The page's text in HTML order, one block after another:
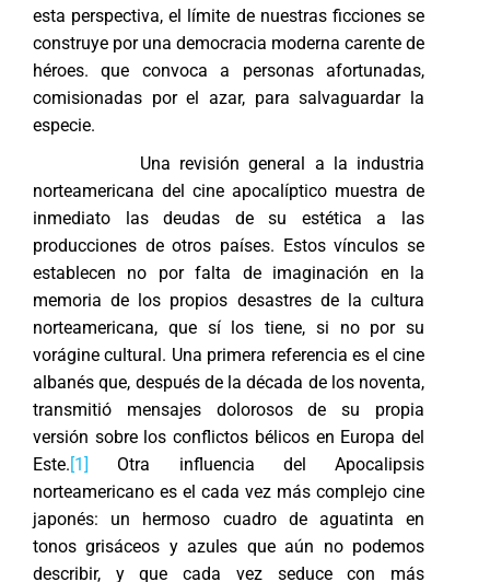
esta perspectiva, el límite de nuestras ficciones se
construye por una democracia moderna carente de
héroes. que convoca a personas afortunadas,
comisionadas por el azar, para salvaguardar la
especie.
Una revisión general a la industria
norteamericana del cine apocalíptico muestra de
inmediato las deudas de su estética a las
producciones de otros países. Estos vínculos se
establecen no por falta de imaginación en la
memoria de los propios desastres de la cultura
norteamericana, que sí los tiene, si no por su
vorágine cultural. Una primera referencia es el cine
albanés que, después de la década de los noventa,
transmitió mensajes dolorosos de su propia
versión sobre los conflictos bélicos en Europa del
Este.[1]
Otra influencia del Apocalipsis
norteamericano es el cada vez más complejo cine
japonés: un hermoso cuadro de aguatinta en
tonos grisáceos y azules que aún no podemos
describir, y que cada vez seduce con más